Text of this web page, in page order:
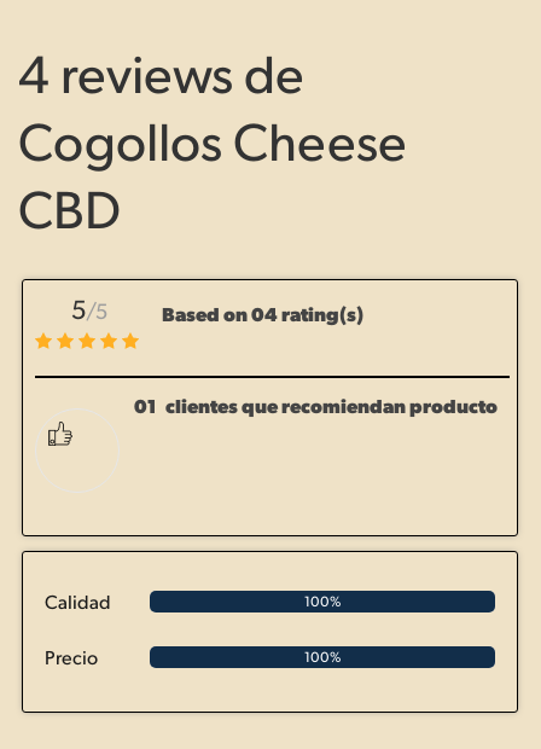
4 reviews de
Cogollos Cheese
CBD
5/5 Based on 04 rating(s)
01 clientes que recomiendan producto
Calidad 100%
Precio 100%